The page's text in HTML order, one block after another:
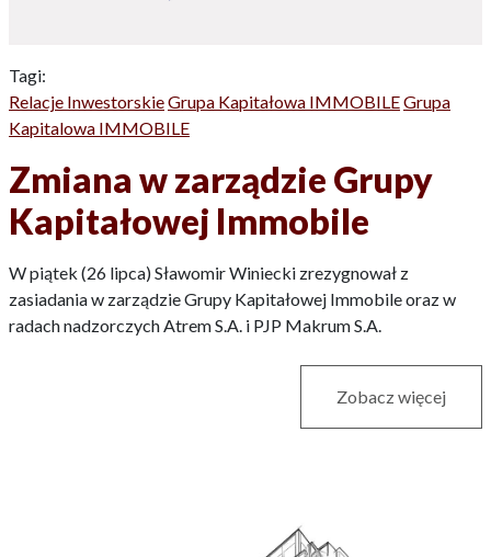
Tagi:
Relacje InwestorskieGrupa Kapitałowa IMMOBILEGrupa
Kapitalowa IMMOBILE
Zmiana w zarządzie Grupy
Kapitałowej Immobile
W piątek (26 lipca) Sławomir Winiecki zrezygnował z
zasiadania w zarządzie Grupy Kapitałowej Immobile oraz w
radach nadzorczych Atrem S.A. i PJP Makrum S.A.
Zobacz więcej